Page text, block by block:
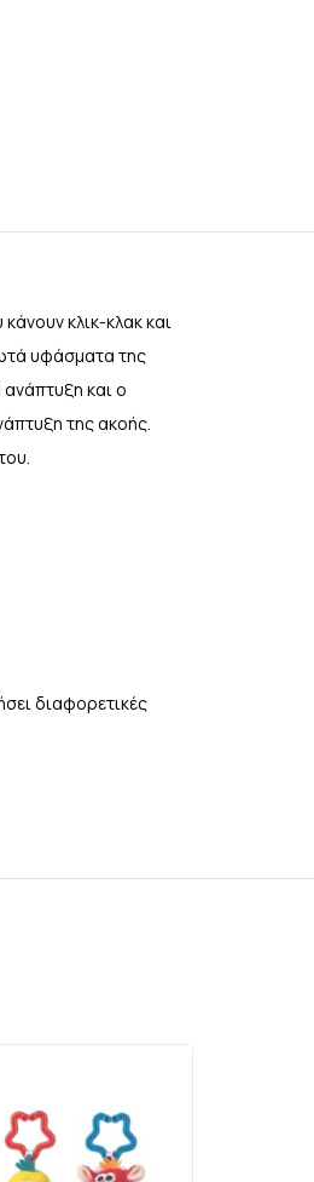
κλικ-κλακ και
υφάσματα της
και ο
της ακοής.
διαφορετικές